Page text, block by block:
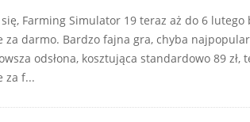
się, Farming Simulator 19 teraz aż do 6
za darmo. Bardzo fajna gra, chyba
odsłona, kosztująca standardowo 89 zł,
za f...